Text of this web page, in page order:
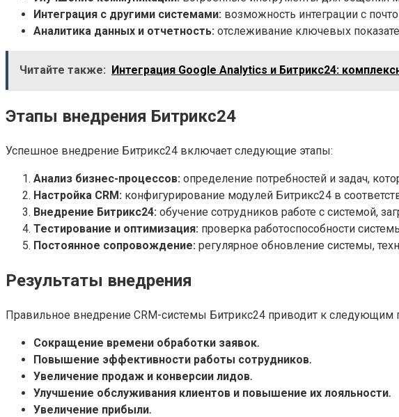
Интеграция с другими системами: возможность интеграции с
Аналитика данных и отчетность: отслеживание ключевых
Читайте также: Интеграция Google Analytics и Битрикс24:
Этапы внедрения Битрикс24
Успешное внедрение Битрикс24 включает следующие этапы:
Анализ бизнес-процессов: определение потребностей и задач,
Настройка CRM: конфигурирование модулей Битрикс24 в
Внедрение Битрикс24: обучение сотрудников работе с системой,
Тестирование и оптимизация: проверка работоспособности
Постоянное сопровождение: регулярное обновление системы,
Результаты внедрения
Правильное внедрение CRM-системы Битрикс24 приводит к следующим
Сокращение времени обработки заявок․
Повышение эффективности работы сотрудников․
Увеличение продаж и конверсии лидов․
Улучшение обслуживания клиентов и повышение их лояльности․
Увеличение прибыли․